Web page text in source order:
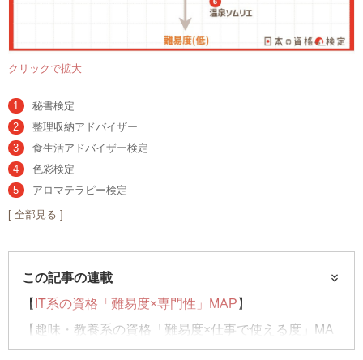
クリックで拡大
秘書検定
整理収納アドバイザー
食生活アドバイザー検定
色彩検定
アロマテラピー検定
[ 全部見る ]
この記事の連載
【 IT系の資格「難易度×専門性」MAP 】
【趣味・教養系の資格「難易度×仕事で使える度」MA